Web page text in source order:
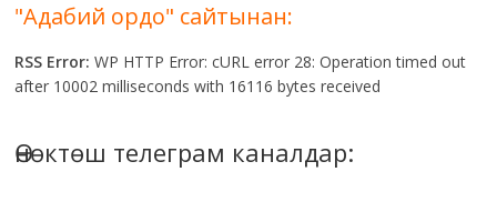
"Адабий ордо" сайтынан:
RSS Error: WP HTTP Error: cURL error 28: Operation timed out
after 10002 milliseconds with 16116 bytes received
Өнөктөш телеграм каналдар: